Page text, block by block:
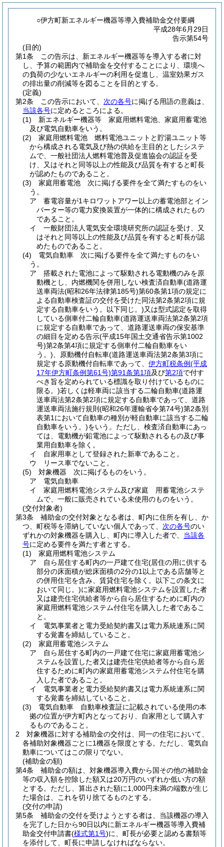
○伊方町新エネルギー機器等導入費補助金交付要綱
平成28年6月29日
告示第54号
(目的)
第1条
この告示は、新エネルギー機器等を導入する者に対
し、予算の範囲内で補助金を交付することにより、環境へ
の負荷の少ないエネルギーの利用を促進し、温室効果ガス
の排出量の削減等を図ることを目的とする。
(定義)
第2条
この告示において、 次の各号に掲げる用語の意義は、
当該各号に定めるところによる。
(1)
新エネルギー機器等 家庭用燃料電池、家庭用蓄電池
及び電気自動車をいう。
(2)
家庭用燃料電池 燃料電池ユニットと貯湯ユニット等
から構成される電気及び熱の供給を主目的としたシステ
ムで、一般社団法人燃料電池普及促進協会の認証を受
け、又はそれと同等以上の性能及び品質を有すると町長
が認めたものであること。
(3)
家庭用蓄電池 次に掲げる要件を全て満たすものをい
う。
ア
蓄電容量が1キロワットアワー以上の蓄電池部とイン
バーター等の電力変換装置が一体的に構成されたもの
であること。
イ
一般財団法人電気安全環境研究所の認証を受け、又
はそれと同等以上の性能及び品質を有すると町長が認
めたものであること。
(4)
電気自動車 次に掲げる要件を全て満たすものをい
う。
ア
搭載された電池によって駆動される電動機のみを原
動機とし、内燃機関を併用しない検査済自動車(道路運
送車両法(昭和26年法律第185号)第60条第1項の規定に
よる自動車検査証の交付を受けた同法第2条第2項に規
定する自動車をいう。以下同じ。)又は型式認定を取得
している側車付二輪自動車(道路運送車両法第2条第2項
に規定する自動車であって、道路運送車両の保安基準
の細目を定める告示(平成15年国土交通省告示第1002
号)第2条第4項に規定する側車付二輪自動車をい
う。) 、原動機付自転車(道路運送車両法第2条第3項に
規定する原動機付自転車であって、 伊方町税条例(平成
17年伊方町条例第61号)第91条第1項及び第2項で付す
べき旨を定められている標識を取り付けているものに
限る。)若しくは軽車両に該当する二輪自動車(道路運
送車両法第2条第2項に規定する自動車であって、道路
運送車両法施行規則 (昭和26年運輸省令第74号)第2条別
表第1において自動車の種別が軽自動車に該当する二輪
自動車をいう。)をいう。 ただし、検査済自動車にあっ
ては、電動機が鉛電池によって駆動されるもの及び事
業用自動車を除く。
イ
自家用車として登録された新車であること。
ウ
リース車でないこと。
(5)
対象機器 次に掲げるものをいう。
ア
電気自動車
イ
家庭用燃料電池システム及び家庭 用蓄電池システ
ムで、一般に販売されている未使用のものをいう。
(交付対象者)
第3条
補助金の交付対象となる者は、町内に住所を有し、か
つ、町税等を滞納していない個人であって、 次の各号のい
ずれかの対象機器を購入し、町内に導入した者で、 当該各
号に定める要件を満たす者とする。
(1)
家庭用燃料電池システム
ア
自ら居住する町内の一戸建て住宅(居住の用に供する
部分の床面積が総床面積の2分の1以上である店舗等と
の併用住宅を含み、賃貸住宅を除く。以下この条文に
おいて同じ。)に家庭用燃料電池システムを設置した者
又は建売住宅供給者等から自ら居住するために町内の
家庭用燃料電池システム付住宅を購入した者であるこ
と。
イ
電気事業者と電力受給契約書又は電力系統連系に関
する覚書を締結していること。
(2)
家庭用蓄電池システム
ア
自ら居住する町内の一戸建て住宅に家庭用蓄電池シ
ステムを設置した者又は建売住宅供給者等から自ら居
住するために町内の家庭用蓄電池システム付住宅を購
入した者であること。
イ
電気事業者と電力受給契約書又は電力系統連系に関
する覚書を締結していること。
(3)
電気自動車 自動車検査証に記載されている使用の本
拠の位置が伊方町内となっており、自家用として購入す
るものであること。
2
対象機器に対する補助金の交付は、同一の住宅において、
各補助対象機器ごとに1機器を限度とする。 ただし、電気自
動車についてはこの限りでない。
(補助金の額)
第4条
補助金の額は、対象機器導入費から国その他の補助金
等の収入額を控除した額又は20万円のいずれか低い方の額
とする。 ただし、算出された額に1,000円未満の端数が生じ
た場合は、これを切り捨てるものとする。
(交付の申請)
第5条
補助金の交付を受けようとする者は、当該機器の導入
を完了した日から90日以内に新エネルギー機器等導入費補
助金交付申請書(様式第1号)に、町長が必要と認める書類等
を添付して、町長に申請しなければならない。